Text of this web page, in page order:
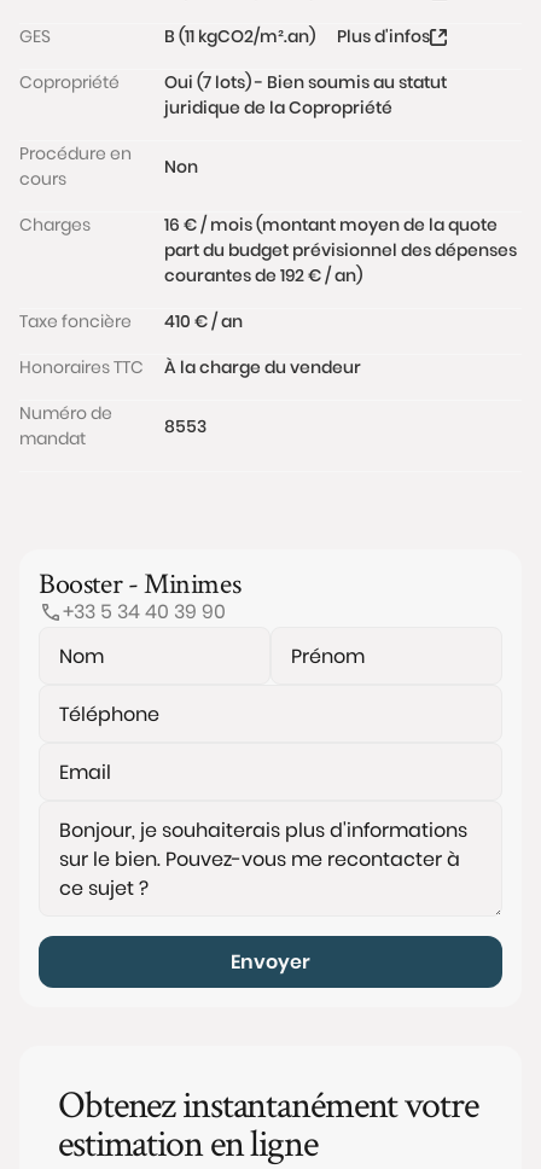
GES
B (11 kgCO2/m².an)
Plus d'infos
Copropriété
Oui (7 lots) - Bien soumis au statut
juridique de la Copropriété
Procédure en
cours
Non
Charges
16 € / mois (montant moyen de la quote
part du budget prévisionnel des dépenses
courantes de 192 € / an)
Taxe foncière
410 € / an
Honoraires TTC
À la charge du vendeur
Numéro de
mandat
8553
Booster - Minimes
+33 5 34 40 39 90
Envoyer
Obtenez instantanément votre
estimation en ligne